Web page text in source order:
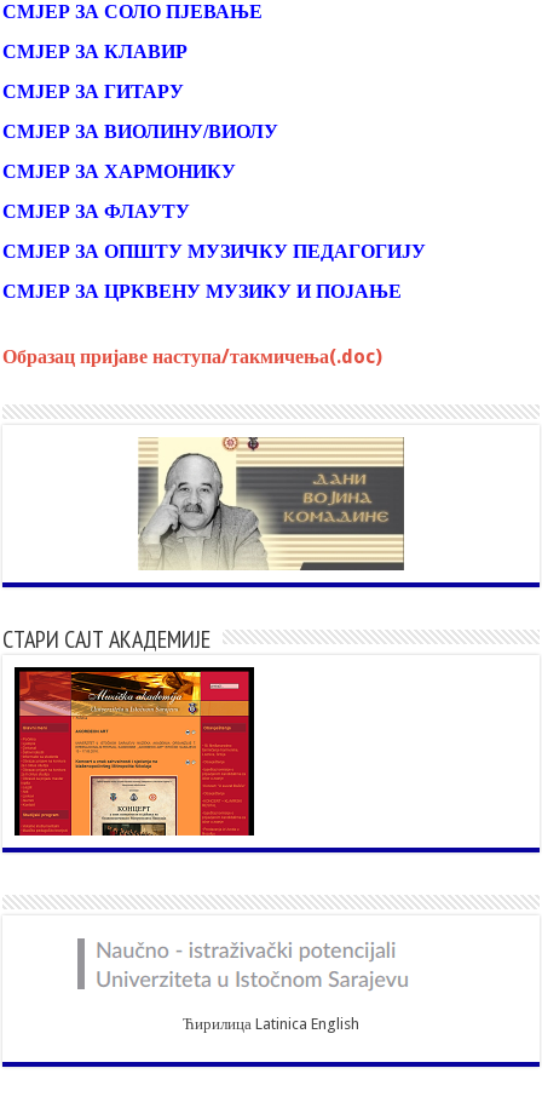
СМЈЕР ЗА СОЛО ПЈЕВАЊЕ
СМЈЕР ЗА КЛАВИР
СМЈЕР ЗА ГИТАРУ
СМЈЕР ЗА ВИОЛИНУ/ВИОЛУ
СМЈЕР ЗА ХАРМОНИКУ
СМЈЕР ЗА ФЛАУТУ
СМЈЕР ЗА ОПШТУ МУЗИЧКУ ПЕДАГОГИЈУ
СМЈЕР ЗА ЦРКВЕНУ МУЗИКУ И ПОЈАЊЕ
Образац пријаве наступа/такмичења(.doc)
СТАРИ САЈТ АКАДЕМИЈЕ
Ћирилица Latinica English